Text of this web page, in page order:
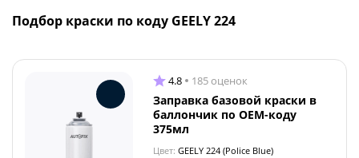
Подбор краски по коду GEELY 224
4.8 185 оценок
Заправка базовой краски в
баллончик по OEM-коду
375мл
Цвет: GEELY 224 (Police Blue)